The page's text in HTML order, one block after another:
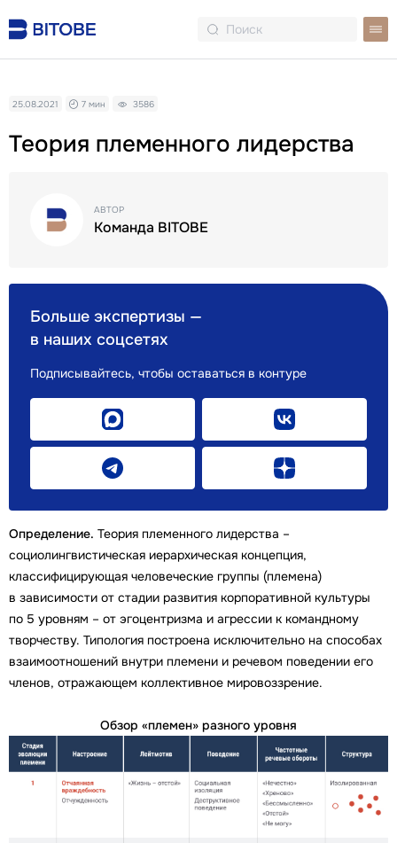
Теория племенного лидерства
25.08.2021 7 мин 3586
Определение. Теория племенного лидерства –
социолингвистическая иерархическая концепция,
классифицирующая человеческие группы (племена)
в зависимости от стадии развития корпоративной культуры
по 5 уровням – от эгоцентризма и агрессии к командному
творчеству. Типология построена исключительно на способах
взаимоотношений внутри племени и речевом поведении его
членов, отражающем коллективное мировоззрение.
Обзор «племен» разного уровня
Больше экспертизы —
в наших соцсетях
Подписывайтесь, чтобы оставаться в контуре
АВТОР
Команда BITOBE